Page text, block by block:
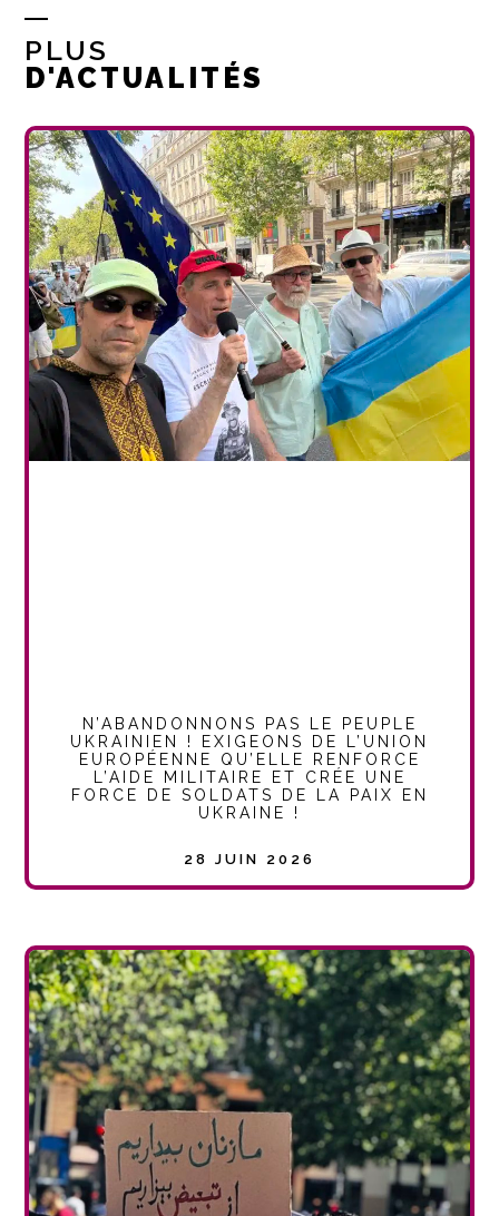
PLUS
D'ACTUALITÉS
N’ABANDONNONS PAS LE PEUPLE
UKRAINIEN ! EXIGEONS DE L’UNION
EUROPÉENNE QU’ELLE RENFORCE
L’AIDE MILITAIRE ET CRÉE UNE
FORCE DE SOLDATS DE LA PAIX EN
UKRAINE !
28 JUIN 2026